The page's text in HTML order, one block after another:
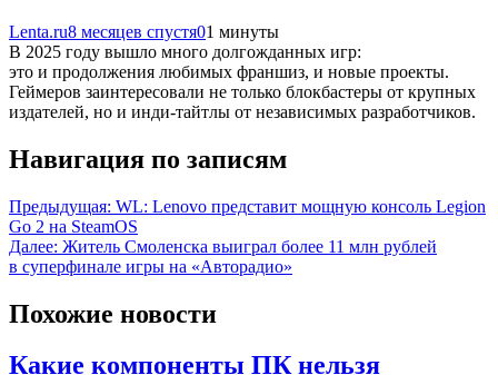
Lenta.ru8 месяцев спустя01 минуты
В 2025 году вышло много долгожданных игр:
это и продолжения любимых франшиз, и новые проекты.
Геймеров заинтересовали не только блокбастеры от крупных
издателей, но и инди-тайтлы от независимых разработчиков.
Навигация по записям
Предыдущая: WL: Lenovo представит мощную консоль Legion
Go 2 на SteamOS
Далее: Житель Смоленска выиграл более 11 млн рублей
в суперфинале игры на «Авторадио»
Похожие новости
Какие компоненты ПК нельзя